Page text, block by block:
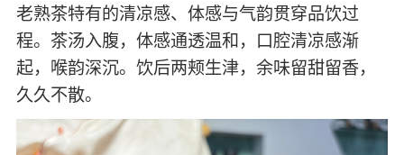
老熟茶特有的清凉感、体感与气韵贯穿品饮过
程。茶汤入腹，体感通透温和，口腔清凉感渐
起，喉韵深沉。饮后两颊生津，余味留甜留香，
久久不散。